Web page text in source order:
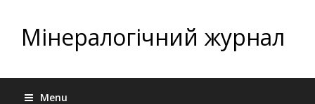
Мінералогічний журнал
Menu